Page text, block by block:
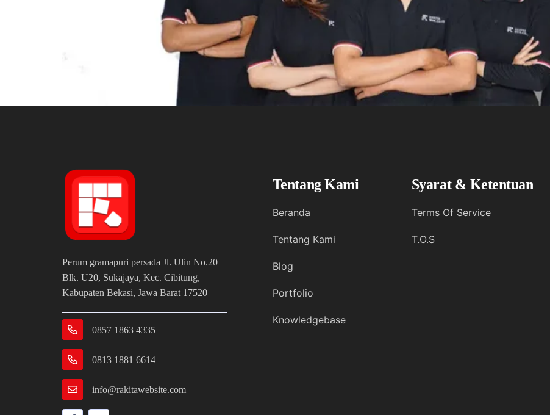
Perum gramapuri persada Jl. Ulin No.20
Blk. U20, Sukajaya, Kec. Cibitung,
Kabupaten Bekasi, Jawa Barat 17520
0857 1863 4335
0813 1881 6614
info@rakitawebsite.com
Tentang Kami
Beranda
Tentang Kami
Blog
Portfolio
Knowledgebase
Syarat & Ketentuan
Terms Of Service
T.O.S